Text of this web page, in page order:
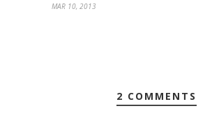
MAR 10, 2013
2 COMMENTS